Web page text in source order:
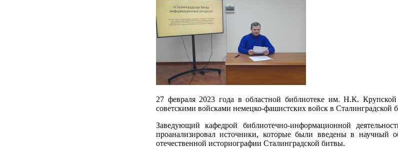
27 февраля 2023 года в областной библиотеке им. Н.К.
советскими войсками немецко-фашистских войск в Сталинградской
Заведующий кафедрой библиотечно-информационной
проанализировал источники, которые были введены в научный
отечественной историографии Сталинградской битвы.